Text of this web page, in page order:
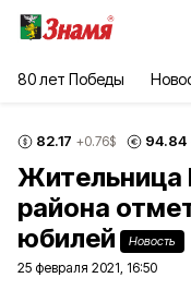
80 лет Победы
82.17 +0.76$ 94.84
Жительница
района
юбилей
Новость
25 февраля 2021, 16:50